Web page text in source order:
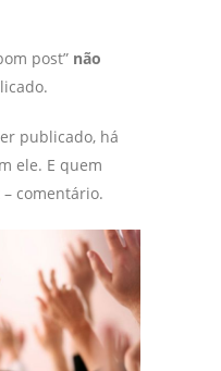
post” não
publicado, há
ele. E quem
comentário.